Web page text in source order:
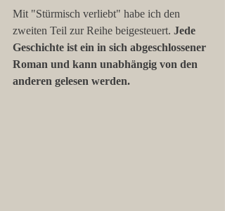
Mit "Stürmisch verliebt" habe ich den
zweiten Teil zur Reihe beigesteuert. Jede
Geschichte ist ein in sich abgeschlossener
Roman und kann unabhängig von den
anderen gelesen werden.